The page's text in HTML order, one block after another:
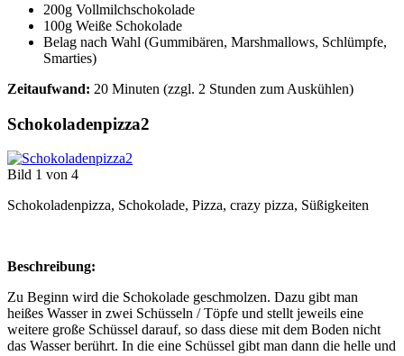
200g Vollmilchschokolade
100g Weiße Schokolade
Belag nach Wahl (Gummibären, Marshmallows, Schlümpfe,
Smarties)
Zeitaufwand: 20 Minuten (zzgl. 2 Stunden zum Auskühlen)
Schokoladenpizza2
Bild 1 von 4
Schokoladenpizza, Schokolade, Pizza, crazy pizza, Süßigkeiten
Beschreibung:
Zu Beginn wird die Schokolade geschmolzen. Dazu gibt man
heißes Wasser in zwei Schüsseln / Töpfe und stellt jeweils eine
weitere große Schüssel darauf, so dass diese mit dem Boden nicht
das Wasser berührt. In die eine Schüssel gibt man dann die helle und